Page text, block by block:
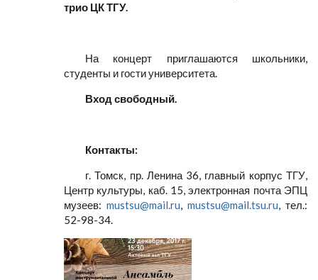
трио ЦК ТГУ.
На концерт приглашаются школьники,
студенты и гости университета.
Вход свободный.
Контакты:
г. Томск, пр. Ленина 36, главный корпус ТГУ,
Центр культуры, каб. 15, электронная почта ЭПЦ
музеев: mustsu@mail.ru, mustsu@mail.tsu.ru, тел.:
52-98-34.